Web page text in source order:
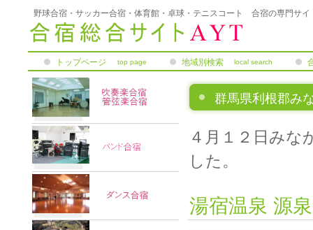
野球合宿・サッカー合宿・体育館・卓球・テニスコート 合宿の専門サイ
群馬県利根郡み
４月１２日みな
した。
湯宿温泉 源
top page
トップページ local search
地域別検索